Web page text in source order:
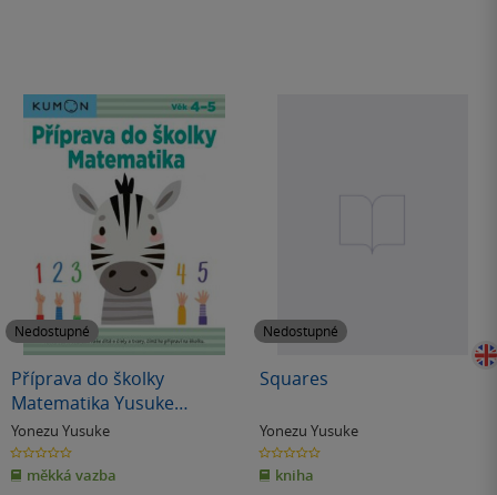
Nedostupné
Příprava do školky
Matematika Yusuke
Yonezu, Toru Kaichi,
Hideaki Morita, Yuko
Kuwazawa
Yonezu Yusuke
0.0
z
5
hvězdiček
měkká vazba
Nedostupné
Squares
Yonezu Yusuke
0.0
z
5
hvězdiček
kniha